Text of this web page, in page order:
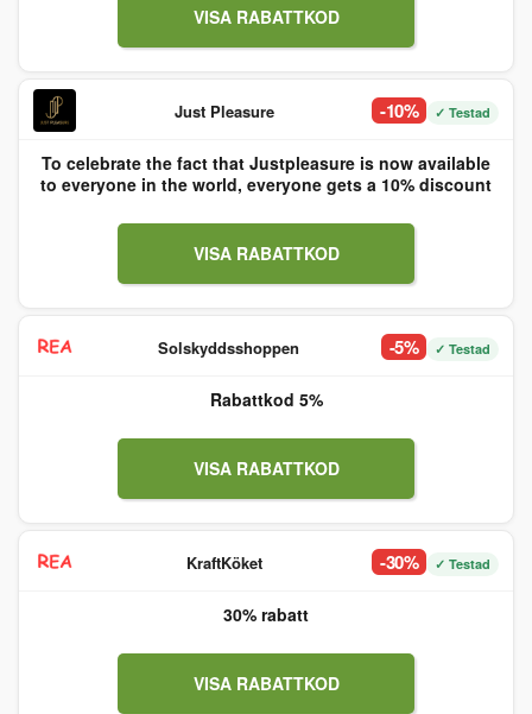
VISA RABATTKOD
Just Pleasure -10% ✓ Testad
To celebrate the fact that Justpleasure is now available
to everyone in the world, everyone gets a 10% discount
VISA RABATTKOD
Solskyddsshoppen -5% ✓ Testad
Rabattkod 5%
VISA RABATTKOD
KraftKöket -30% ✓ Testad
30% rabatt
VISA RABATTKOD